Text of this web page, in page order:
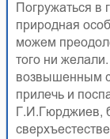
Погружаться в
природная
можем
того ни
возвышенным
прилечь и
Г.И.Гюрджиев,